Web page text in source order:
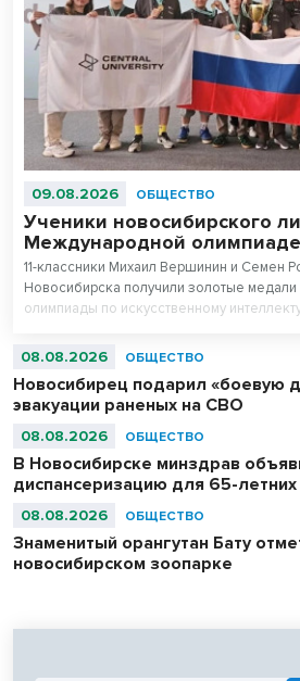
09.08.2026 ОБЩЕСТВО
Ученики новосибирского
Международной
11-классники Михаил Вершинин и Семен
Новосибирска получили золотые
олимпиады по искусственному
абсолютными чемпионами соревнований.
08.08.2026 ОБЩЕСТВО
Новосибирец подарил «боевую
эвакуации раненых на СВО
08.08.2026 ОБЩЕСТВО
В Новосибирске минздрав
диспансеризацию для 65-летних
08.08.2026 ОБЩЕСТВО
Знаменитый орангутан Бату
новосибирском зоопарке